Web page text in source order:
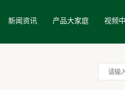
新闻资讯 产品大家庭 视频